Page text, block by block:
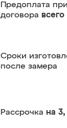
Предоплата
договора
Сроки
после замера
Рассрочка на